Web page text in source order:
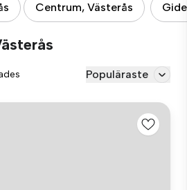
Centrum, Västerås
Populäraste